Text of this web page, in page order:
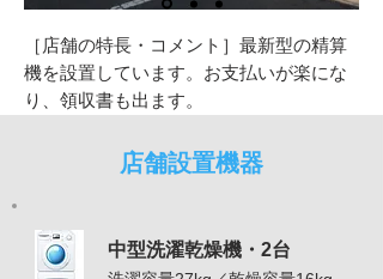
［店舗の特長・コメント］最新型の精算
機を設置しています。お支払いが楽にな
り、領収書も出ます。
店舗設置機器
中型洗濯乾燥機・2台